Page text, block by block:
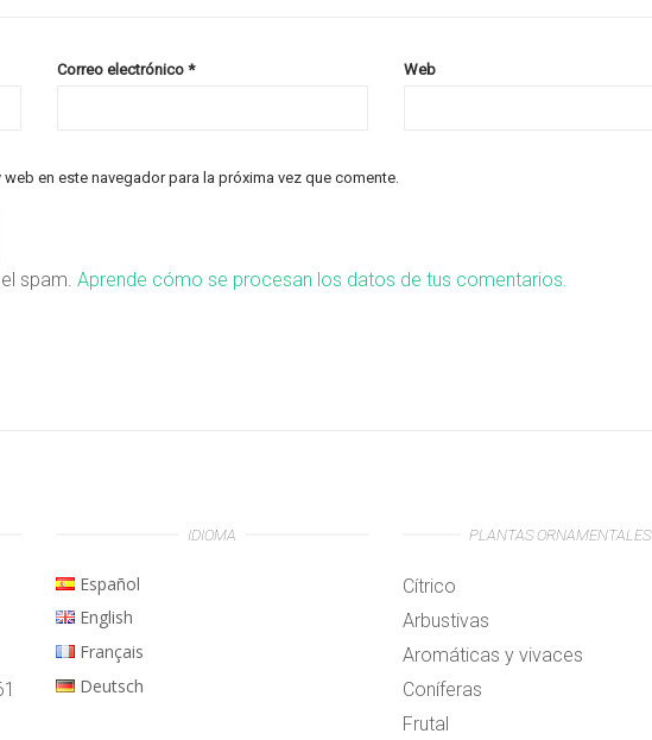
Correo electrónico * Web
en este navegador para la próxima vez que comente.
spam. Aprende cómo se procesan los datos de tus comentarios.
IDIOMA
Español
English
Français
Deutsch
PLANTAS ORNAMENTALES
Cítrico
Arbustivas
Aromáticas y vivaces
Coníferas
Frutal